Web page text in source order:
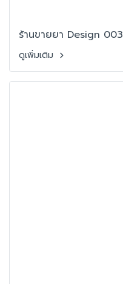
ร้านขายยา Design 003
ดูเพิ่มเติม